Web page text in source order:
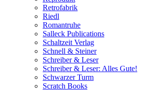
Retrofabrik
Riedl
Romantruhe
Salleck Publications
Schaltzeit Verlag
Schnell & Steiner
Schreiber & Leser
Schreiber & Leser: Alles Gute!
Schwarzer Turm
Scratch Books